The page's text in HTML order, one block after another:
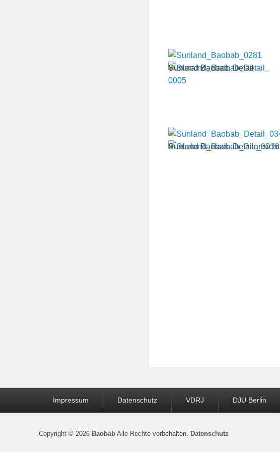
Sunland Baobab, Detail
Sunland Baobab, Detailansicht
Impressum Datenschutz VDRJ DJU Berlin
Copyright © 2026 Baobab Alle Rechte vorbehalten. Datenschutz